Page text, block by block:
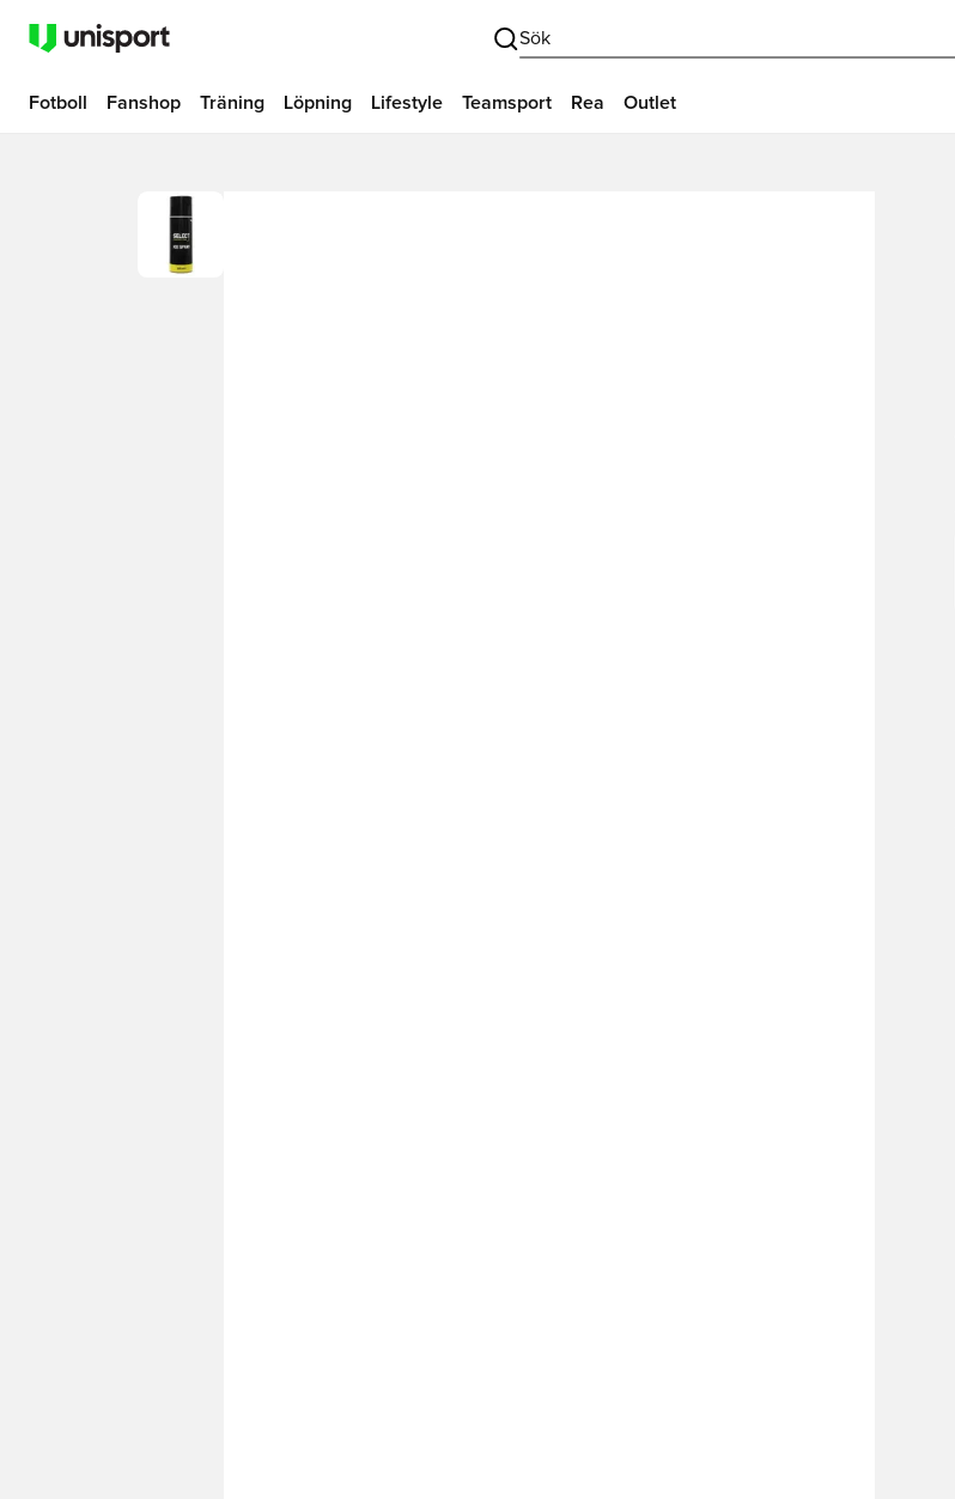
Sök
Fotboll Fanshop Träning Löpning Lifestyle Teamsport Rea Outlet